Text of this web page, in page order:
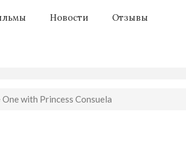
Новости Отзывы
with Princess Consuela